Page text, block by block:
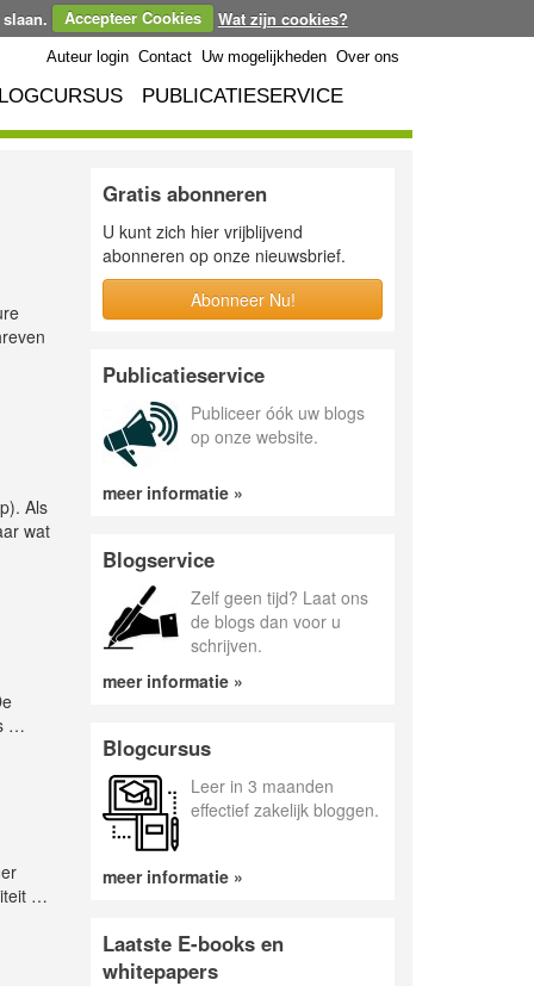
Accepteer Cookies Wat zijn cookies?
Auteur login Contact Uw mogelijkheden Over ons
PUBLICATIESERVICE
Als
wat
…
…
Gratis abonneren
U kunt zich hier vrijblijvend
abonneren op onze nieuwsbrief.
Abonneer Nu!
Publicatieservice
Publiceer óók uw blogs
op onze website.
meer informatie »
Blogservice
Zelf geen tijd? Laat ons
de blogs dan voor u
schrijven.
meer informatie »
Blogcursus
Leer in 3 maanden
effectief zakelijk bloggen.
meer informatie »
Laatste E-books en
whitepapers